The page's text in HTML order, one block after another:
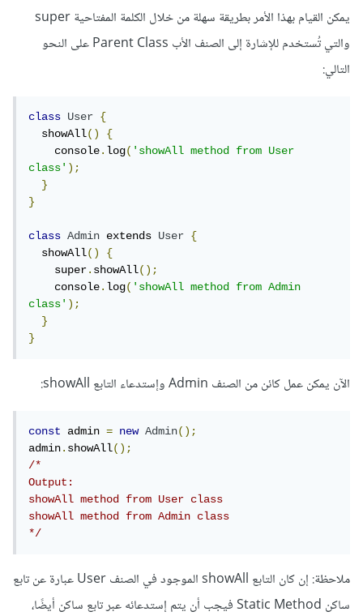
يمكن القيام بهذا الأمر بطريقة سهلة من خلال الكلمة المفتاحية super
والتي تُستخدم للإشارة إلى الصنف الأب Parent Class على النحو
التالي:
class User
{
  showAll
()
{
    console
.log('showAll method from User
class');
}
}
class Admin extends User
{
  showAll
()
{
    super
.showAll();
    console
.log('showAll method from Admin
class');
}
}
الآن يمكن عمل كائن من الصنف Admin وإستدعاء التابع showAll:
const admin = new Admin();
admin.showAll();
/*
Output:
showAll method from User class
showAll method from Admin class
*/
ملاحظة: إن كان التابع showAll الموجود في الصنف User عبارة عن تابع
ساكن Static Method فيجب أن يتم إستدعائه عبر تابع ساكن أيضًا،